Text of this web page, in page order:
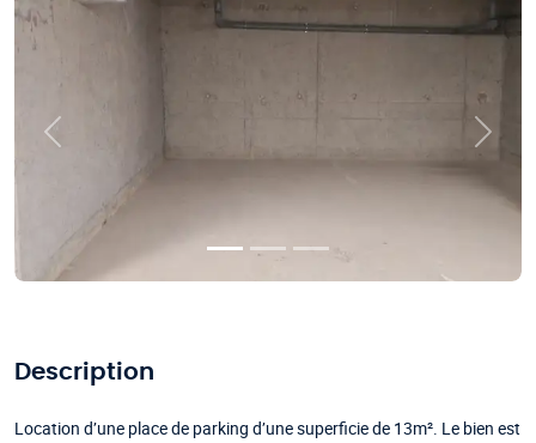
Précédent
Description
Location d’une place de parking d’une superficie de 13m². Le bien est